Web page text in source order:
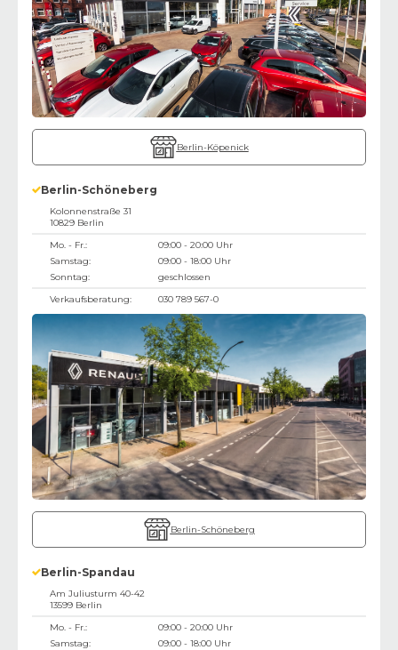
Berlin-Köpenick
Berlin-Schöneberg
Kolonnenstraße 31
10829 Berlin
Mo. - Fr.:
09:00 - 20:00 Uhr
Samstag:
09:00 - 18:00 Uhr
Sonntag:
geschlossen
Verkaufsberatung:
030 789 567-0
Berlin-Schöneberg
Berlin-Spandau
Am Juliusturm 40-42
13599 Berlin
Mo. - Fr.:
09:00 - 20:00 Uhr
Samstag:
09:00 - 18:00 Uhr